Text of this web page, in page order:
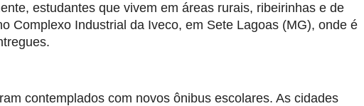
estudantes que vivem em áreas rurais, ribeirinhas e de
Complexo Industrial da Iveco, em Sete Lagoas (MG), onde é
contemplados com novos ônibus escolares. As cidades